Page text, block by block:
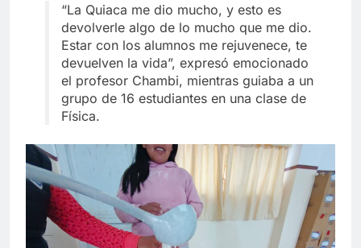
“La Quiaca me dio mucho, y esto es
devolverle algo de lo mucho que me dio.
Estar con los alumnos me rejuvenece, te
devuelven la vida”, expresó emocionado
el profesor Chambi, mientras guiaba a un
grupo de 16 estudiantes en una clase de
Física.